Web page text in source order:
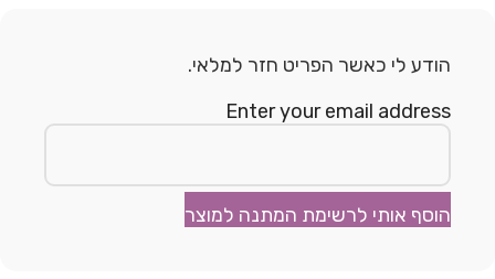
הודע לי כאשר הפריט חזר למלאי.
Enter your email address
הוסף אותי לרשימת המתנה למוצר